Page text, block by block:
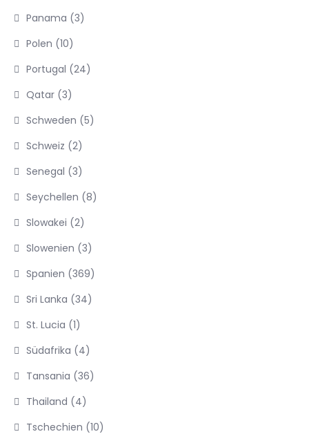
Panama (3)
Polen (10)
Portugal (24)
Qatar (3)
Schweden (5)
Schweiz (2)
Senegal (3)
Seychellen (8)
Slowakei (2)
Slowenien (3)
Spanien (369)
Sri Lanka (34)
St. Lucia (1)
Südafrika (4)
Tansania (36)
Thailand (4)
Tschechien (10)